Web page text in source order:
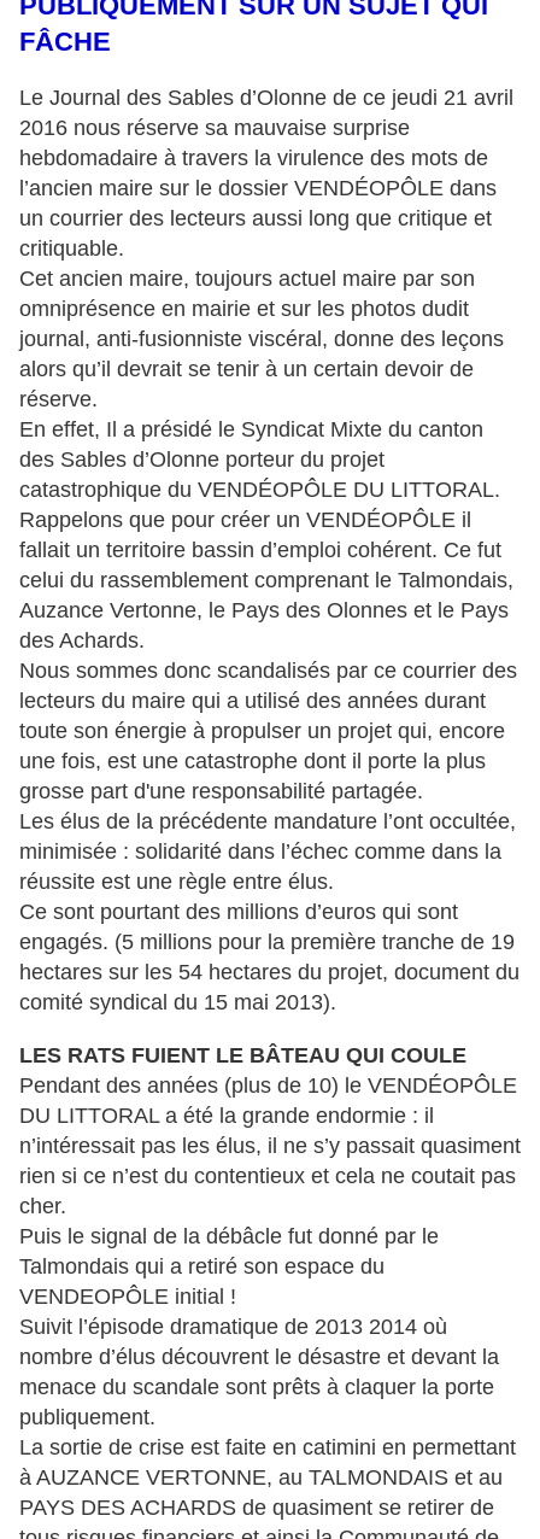
FÂCHE
Le Journal des Sables d’Olonne de ce jeudi 21 avril
2016 nous réserve sa mauvaise surprise
hebdomadaire à travers la virulence des mots de
l’ancien maire sur le dossier VENDÉOPÔLE dans
un courrier des lecteurs aussi long que critique et
critiquable.
Cet ancien maire, toujours actuel maire par son
omniprésence en mairie et sur les photos dudit
journal, anti-fusionniste viscéral, donne des leçons
alors qu’il devrait se tenir à un certain devoir de
réserve.
En effet, Il a présidé le Syndicat Mixte du canton
des Sables d’Olonne porteur du projet
catastrophique du VENDÉOPÔLE DU LITTORAL.
Rappelons que pour créer un VENDÉOPÔLE il
fallait un territoire bassin d’emploi cohérent. Ce fut
celui du rassemblement comprenant le Talmondais,
Auzance Vertonne, le Pays des Olonnes et le Pays
des Achards.
Nous sommes donc scandalisés par ce courrier des
lecteurs du maire qui a utilisé des années durant
toute son énergie à propulser un projet qui, encore
une fois, est une catastrophe dont il porte la plus
grosse part d'une responsabilité partagée.
Les élus de la précédente mandature l’ont occultée,
minimisée : solidarité dans l’échec comme dans la
réussite est une règle entre élus.
Ce sont pourtant des millions d’euros qui sont
engagés. (5 millions pour la première tranche de 19
hectares sur les 54 hectares du projet, document du
comité syndical du 15 mai 2013).
LES RATS FUIENT LE BÂTEAU QUI COULE
Pendant des années (plus de 10) le VENDÉOPÔLE
DU LITTORAL a été la grande endormie : il
n’intéressait pas les élus, il ne s’y passait quasiment
rien si ce n’est du contentieux et cela ne coutait pas
cher.
Puis le signal de la débâcle fut donné par le
Talmondais qui a retiré son espace du
VENDEOPÔLE initial !
Suivit l’épisode dramatique de 2013 2014 où
nombre d’élus découvrent le désastre et devant la
menace du scandale sont prêts à claquer la porte
publiquement.
La sortie de crise est faite en catimini en permettant
à AUZANCE VERTONNE, au TALMONDAIS et au
PAYS DES ACHARDS de quasiment se retirer de